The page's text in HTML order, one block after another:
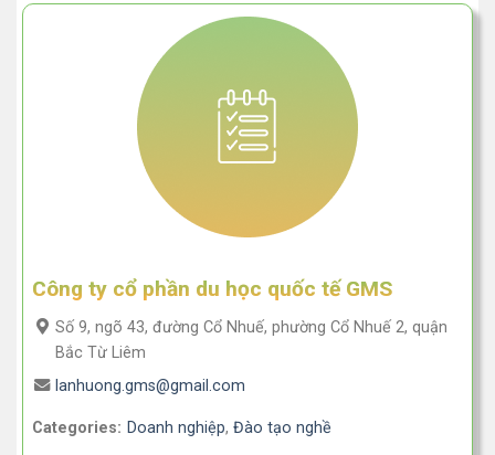
Công ty cổ phần du học quốc tế GMS
Số 9, ngõ 43, đường Cổ Nhuế, phường Cổ Nhuế 2, quận
Bắc Từ Liêm
lanhuong.gms@gmail.com
Categories: Doanh nghiệp, Đào tạo nghề